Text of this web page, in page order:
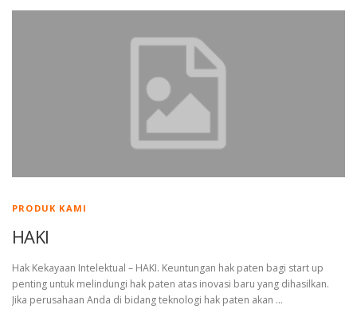
PRODUK KAMI
HAKI
Hak Kekayaan Intelektual – HAKI. Keuntungan hak paten bagi start up
penting untuk melindungi hak paten atas inovasi baru yang dihasilkan.
Jika perusahaan Anda di bidang teknologi hak paten akan …